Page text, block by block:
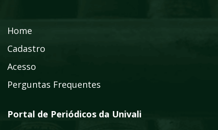
Home
Cadastro
Acesso
Perguntas Frequentes
Portal de Periódicos da Univali